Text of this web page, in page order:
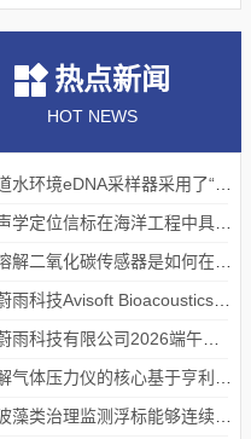
热点新闻
HOT NEWS